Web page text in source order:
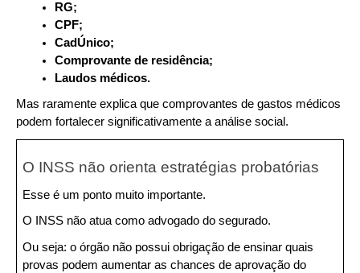
RG;
CPF;
CadÚnico;
Comprovante de residência;
Laudos médicos.
Mas raramente explica que comprovantes de gastos médicos
podem fortalecer significativamente a análise social.
O INSS não orienta estratégias probatórias
Esse é um ponto muito importante.
O INSS não atua como advogado do segurado.
Ou seja: o órgão não possui obrigação de ensinar quais
provas podem aumentar as chances de aprovação do